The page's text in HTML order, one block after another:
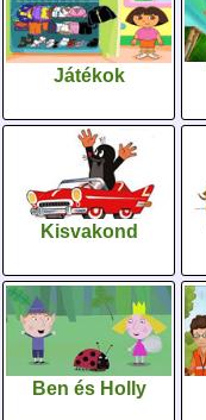
Játékok
Kisvakond
Ben és Holly